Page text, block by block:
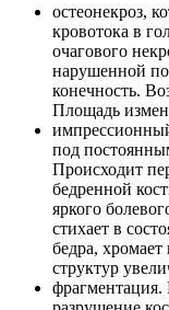
остеонекроз,
кровотока в
очагового
нарушенной
конечность.
Площадь
под
Происходит
бедренной
яркого
стихает в
бедра,
структур
фрагментация.